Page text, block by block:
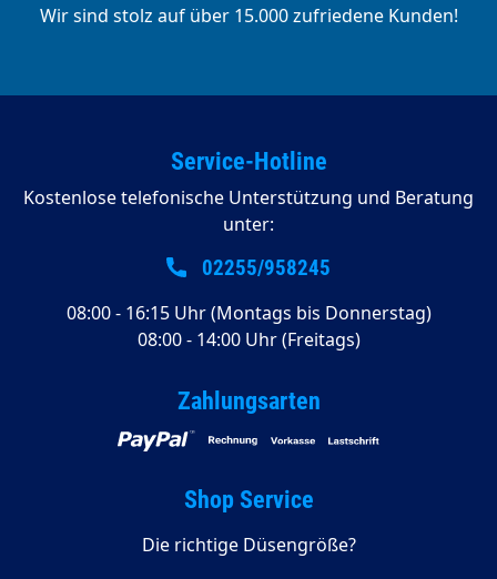
Wir sind stolz auf über 15.000 zufriedene Kunden!
Service-Hotline
Kostenlose telefonische Unterstützung und Beratung
unter:
02255/958245
08:00 - 16:15 Uhr (Montags bis Donnerstag)
08:00 - 14:00 Uhr (Freitags)
Zahlungsarten
Shop Service
Die richtige Düsengröße?